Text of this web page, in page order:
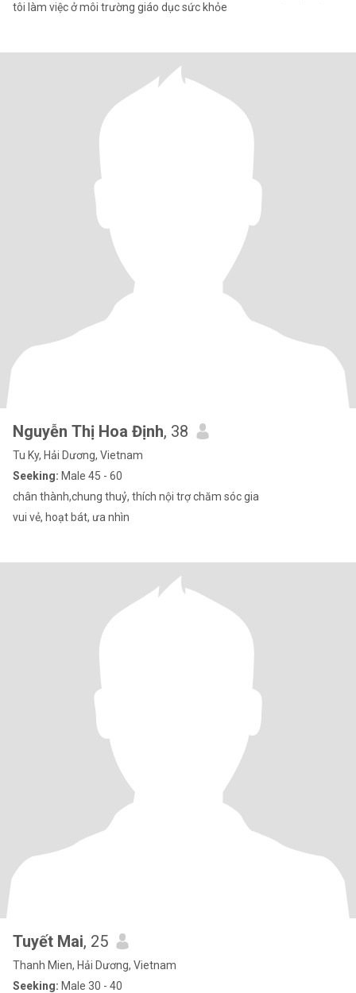
tôi làm việc ở môi trường giáo dục sức khỏe
Nguyễn Thị Hoa Định, 38
Tu Ky, Hải Dương, Vietnam
Seeking: Male 45 - 60
chân thành,chung thuỷ, thích nội trợ chăm sóc gia
vui vẻ, hoạt bát, ưa nhìn
Tuyết Mai, 25
Thanh Mien, Hải Dương, Vietnam
Seeking: Male 30 - 40